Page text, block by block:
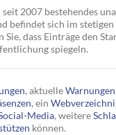
2007 bestehendes
befindet sich im stetigen
Sie, dass Einträge den
spiegeln.
, aktuelleWarnungen
, ein
Media, weitere
können.